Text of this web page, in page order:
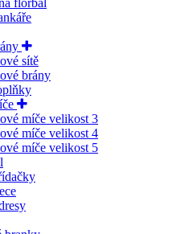
florbal
sítě
brány
míče velikost 3
míče velikost 4
míče velikost 5